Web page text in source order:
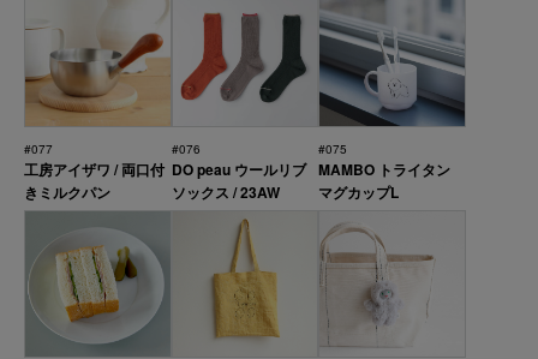
#077
工房アイザワ / 両口付
きミルクパン
#076
DO peau ウールリブ
ソックス / 23AW
#075
MAMBO トライタン
マグカップL